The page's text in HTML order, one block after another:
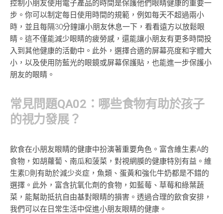
控制小朋友使用電子產品的時間是保護他們眼睛健康的重要一
步。你可以制定每日使用時間的規範，例如每天不超過兩小
時，並且每隔30分鐘讓小朋友休息一下，看看遠方以放鬆眼
睛。這不僅能減少眼睛的疲勞感，還能讓小朋友有更多時間投
入到其他健康的活動中。此外，選擇合適的屏幕亮度和字體大
小，以及使用防藍光的眼鏡或屏幕保護貼，也能進一步保護小
朋友的眼睛。
常見問題QA02：哪些食物有助於孩子
的視力發展？
飲食在小朋友眼睛的健康中扮演著重要角色。富含維生素A的
食物，如胡蘿蔔、南瓜和菠菜，對視網膜的健康特別有益。維
生素D則有助於減少炎症，魚類、蛋黃和強化牛奶都是不錯的
選擇。此外，富含抗氧化劑的食物，如藍莓、草莓和綠葉蔬
菜，能幫助抵抗自由基對眼睛的損害。透過合理的飲食安排，
我們可以在日常生活中促進小朋友眼睛的健康。